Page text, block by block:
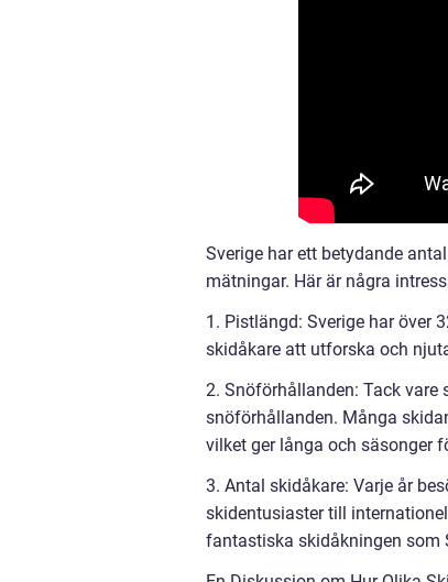
Sverige har ett betydande
mätningar. Här är några
1. Pistlängd: Sverige har över
skidåkare att utforska och
2. Snöförhållanden: Tack
snöförhållanden. Många
vilket ger långa och säsonger
3. Antal skidåkare: Varje år
skidentusiaster till
fantastiska skidåkningen som